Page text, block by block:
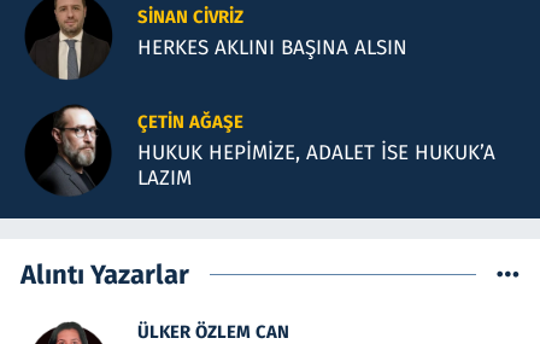
SINAN CIVRIZ
HERKES AKLINI BAŞINA ALSIN
ÇETIN AĞAŞE
HUKUK HEPİMİZE, ADALET İSE HUKUK’A
LAZIM
Alıntı Yazarlar
ÜLKER ÖZLEM CAN